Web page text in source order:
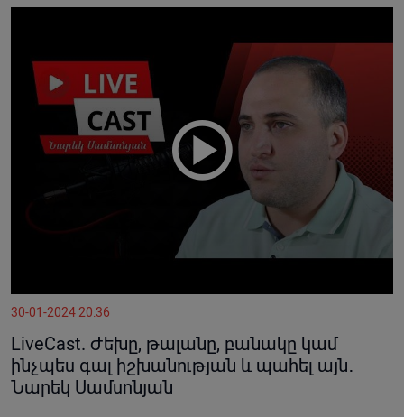
30-01-2024 20:36
LiveCast. Ժեխը, թալանը, բանակը կամ
ինչպես գալ իշխանության և պահել այն․
Նարեկ Սամսոնյան